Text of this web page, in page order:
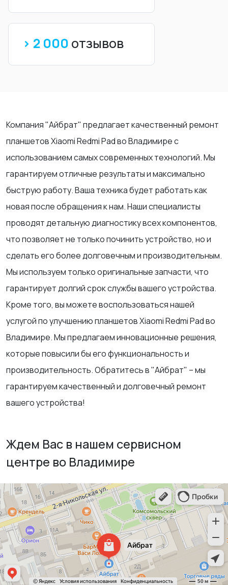
> 2 000 отзывов
Компания "Айбрат" предлагает качественный ремонт
планшетов Xiaomi Redmi Pad во Владимире с
использованием самых современных технологий. Мы
гарантируем отличные результаты и максимально
быструю работу. Ваша техника будет работать как
новая после обращения к нам. Наши специалисты
проводят детальную диагностику всех компонентов,
что позволяет не только починить устройство, но и
сделать его более долговечным и производительным.
Мы используем только оригинальные запчасти, что
гарантирует долгий срок службы вашего устройства.
Кроме того, вы можете воспользоваться нашей
услугой по улучшению планшетов Xiaomi Redmi Pad во
Владимире. Мы предлагаем инновационные решения,
которые повысили бы его функциональность и
производительность. Обратитесь в "Айбрат" – мы
гарантируем качественный и долговечный ремонт
вашего устройства!
Ждем Вас в нашем сервисном
центре во Владимире